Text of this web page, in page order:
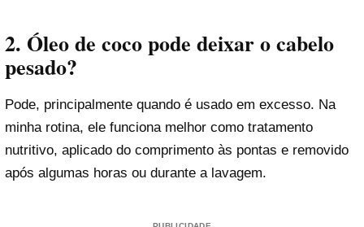
2. Óleo de coco pode deixar o cabelo
pesado?
Pode, principalmente quando é usado em excesso. Na
minha rotina, ele funciona melhor como tratamento
nutritivo, aplicado do comprimento às pontas e removido
após algumas horas ou durante a lavagem.